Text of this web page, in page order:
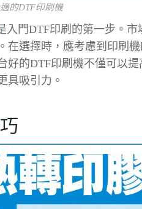
的DTF印刷機
入門DTF印刷的第一步。市
選擇時，應考慮到印刷機
的DTF印刷機不僅可以提
具吸引力。